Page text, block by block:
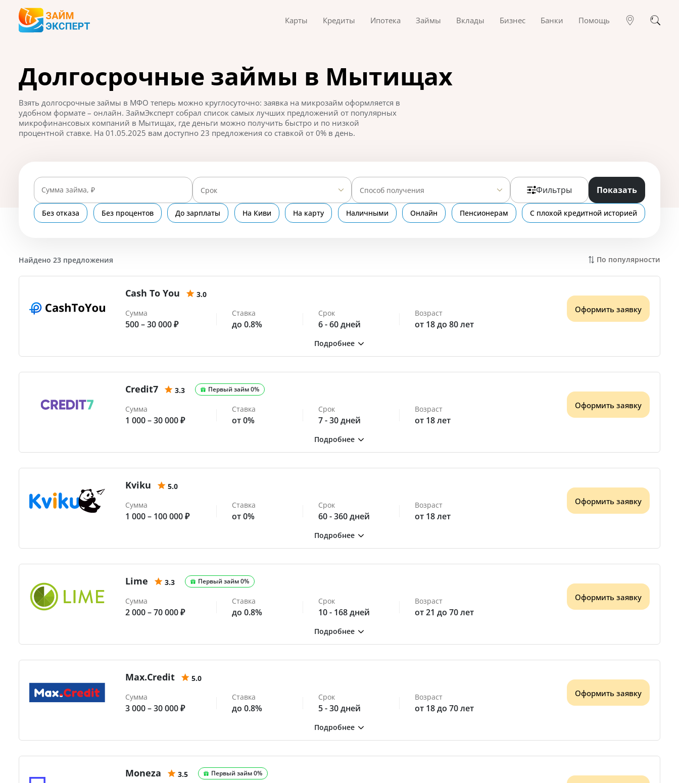
Карты Кредиты Ипотека Займы Вклады Бизнес Банки Помощь
Долгосрочные займы в Мытищах
Взять долгосрочные займы в МФО теперь можно круглосуточно: заявка на микрозайм оформляется в
удобном формате – онлайн. ЗаймЭксперт собрал список самых лучших предложений от популярных
микрофинансовых компаний в Мытищах, где деньги можно получить быстро и по низкой
процентной ставке. На 01.05.2025 вам доступно 23 предложения со ставкой от 0% в день.
Сумма займа, ₽ Срок Способ получения Фильтры Показать
Без отказа Без процентов До зарплаты На Киви На карту Наличными Онлайн Пенсионерам С плохой кредитной историей
Найдено 23 предложения По популярности
Cash To You
3.0
Сумма
500 – 30 000 ₽
Ставка
до 0.8%
Срок
6 - 60 дней
Возраст
от 18 до 80 лет
Оформить заявку
Credit7 3.3 Первый займ 0%
Сумма
1 000 – 30 000 ₽
Ставка
от 0%
Срок
7 - 30 дней
Возраст
от 18 лет
Оформить заявку
Kviku
5.0
Сумма
1 000 – 100 000 ₽
Ставка
от 0%
Срок
60 - 360 дней
Возраст
от 18 лет
Оформить заявку
Lime 3.3 Первый займ 0%
Сумма
2 000 – 70 000 ₽
Ставка
до 0.8%
Срок
10 - 168 дней
Возраст
от 21 до 70 лет
Оформить заявку
Max.Credit
5.0
Сумма
3 000 – 30 000 ₽
Ставка
до 0.8%
Срок
5 - 30 дней
Возраст
от 18 до 70 лет
Оформить заявку
Moneza 3.5 Первый займ 0%